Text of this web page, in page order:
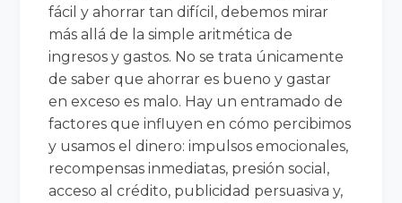
fácil y ahorrar tan difícil, debemos mirar
más allá de la simple aritmética de
ingresos y gastos. No se trata únicamente
de saber que ahorrar es bueno y gastar
en exceso es malo. Hay un entramado de
factores que influyen en cómo percibimos
y usamos el dinero: impulsos emocionales,
recompensas inmediatas, presión social,
acceso al crédito, publicidad persuasiva y,